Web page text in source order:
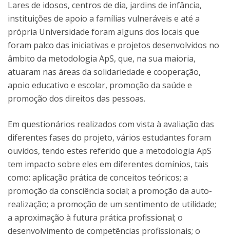
Lares de idosos, centros de dia, jardins de infância,
instituições de apoio a famílias vulneráveis e até a
própria Universidade foram alguns dos locais que
foram palco das iniciativas e projetos desenvolvidos no
âmbito da metodologia ApS, que, na sua maioria,
atuaram nas áreas da solidariedade e cooperação,
apoio educativo e escolar, promoção da saúde e
promoção dos direitos das pessoas.
Em questionários realizados com vista à avaliação das
diferentes fases do projeto, vários estudantes foram
ouvidos, tendo estes referido que a metodologia ApS
tem impacto sobre eles em diferentes domínios, tais
como: aplicação prática de conceitos teóricos; a
promoção da consciência social; a promoção da auto-
realização; a promoção de um sentimento de utilidade;
a aproximação à futura prática profissional; o
desenvolvimento de competências profissionais; o